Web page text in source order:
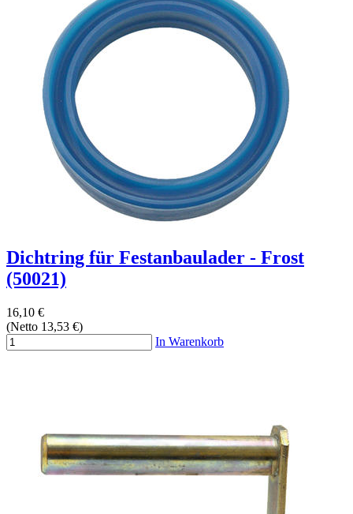
Dichtring für Festanbaulader - Frost
(50021)
16,10 €
(Netto 13,53 €)
In Warenkorb